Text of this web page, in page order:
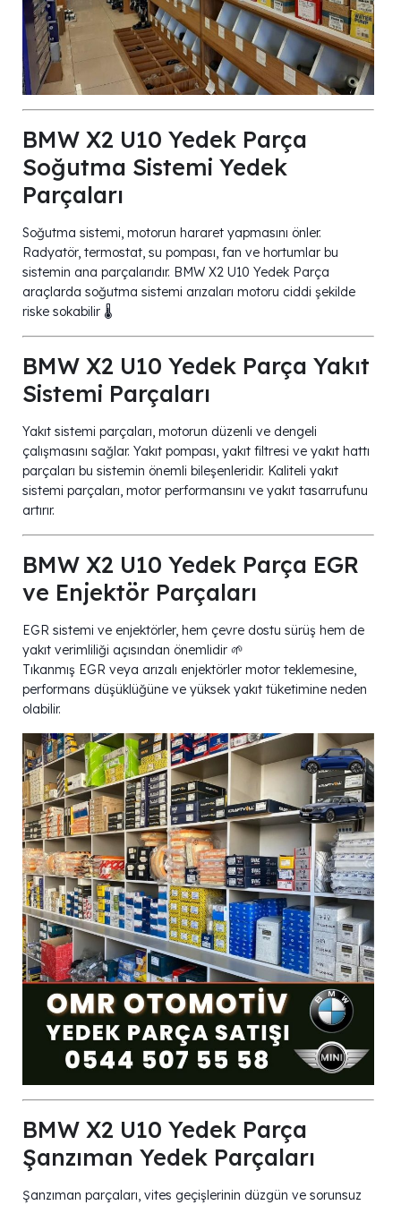
BMW X2 U10 Yedek Parça
Soğutma Sistemi Yedek
Parçaları
Soğutma sistemi, motorun hararet yapmasını önler.
Radyatör, termostat, su pompası, fan ve hortumlar bu
sistemin ana parçalarıdır. BMW X2 U10 Yedek Parça
araçlarda soğutma sistemi arızaları motoru ciddi şekilde
riske sokabilir 🌡️
BMW X2 U10 Yedek Parça Yakıt
Sistemi Parçaları
Yakıt sistemi parçaları, motorun düzenli ve dengeli
çalışmasını sağlar. Yakıt pompası, yakıt filtresi ve yakıt hattı
parçaları bu sistemin önemli bileşenleridir. Kaliteli yakıt
sistemi parçaları, motor performansını ve yakıt tasarrufunu
artırır.
BMW X2 U10 Yedek Parça EGR
ve Enjektör Parçaları
EGR sistemi ve enjektörler, hem çevre dostu sürüş hem de
yakıt verimliliği açısından önemlidir 🌱
Tıkanmış EGR veya arızalı enjektörler motor teklemesine,
performans düşüklüğüne ve yüksek yakıt tüketimine neden
olabilir.
BMW X2 U10 Yedek Parça
Şanzıman Yedek Parçaları
Şanzıman parçaları, vites geçişlerinin düzgün ve sorunsuz